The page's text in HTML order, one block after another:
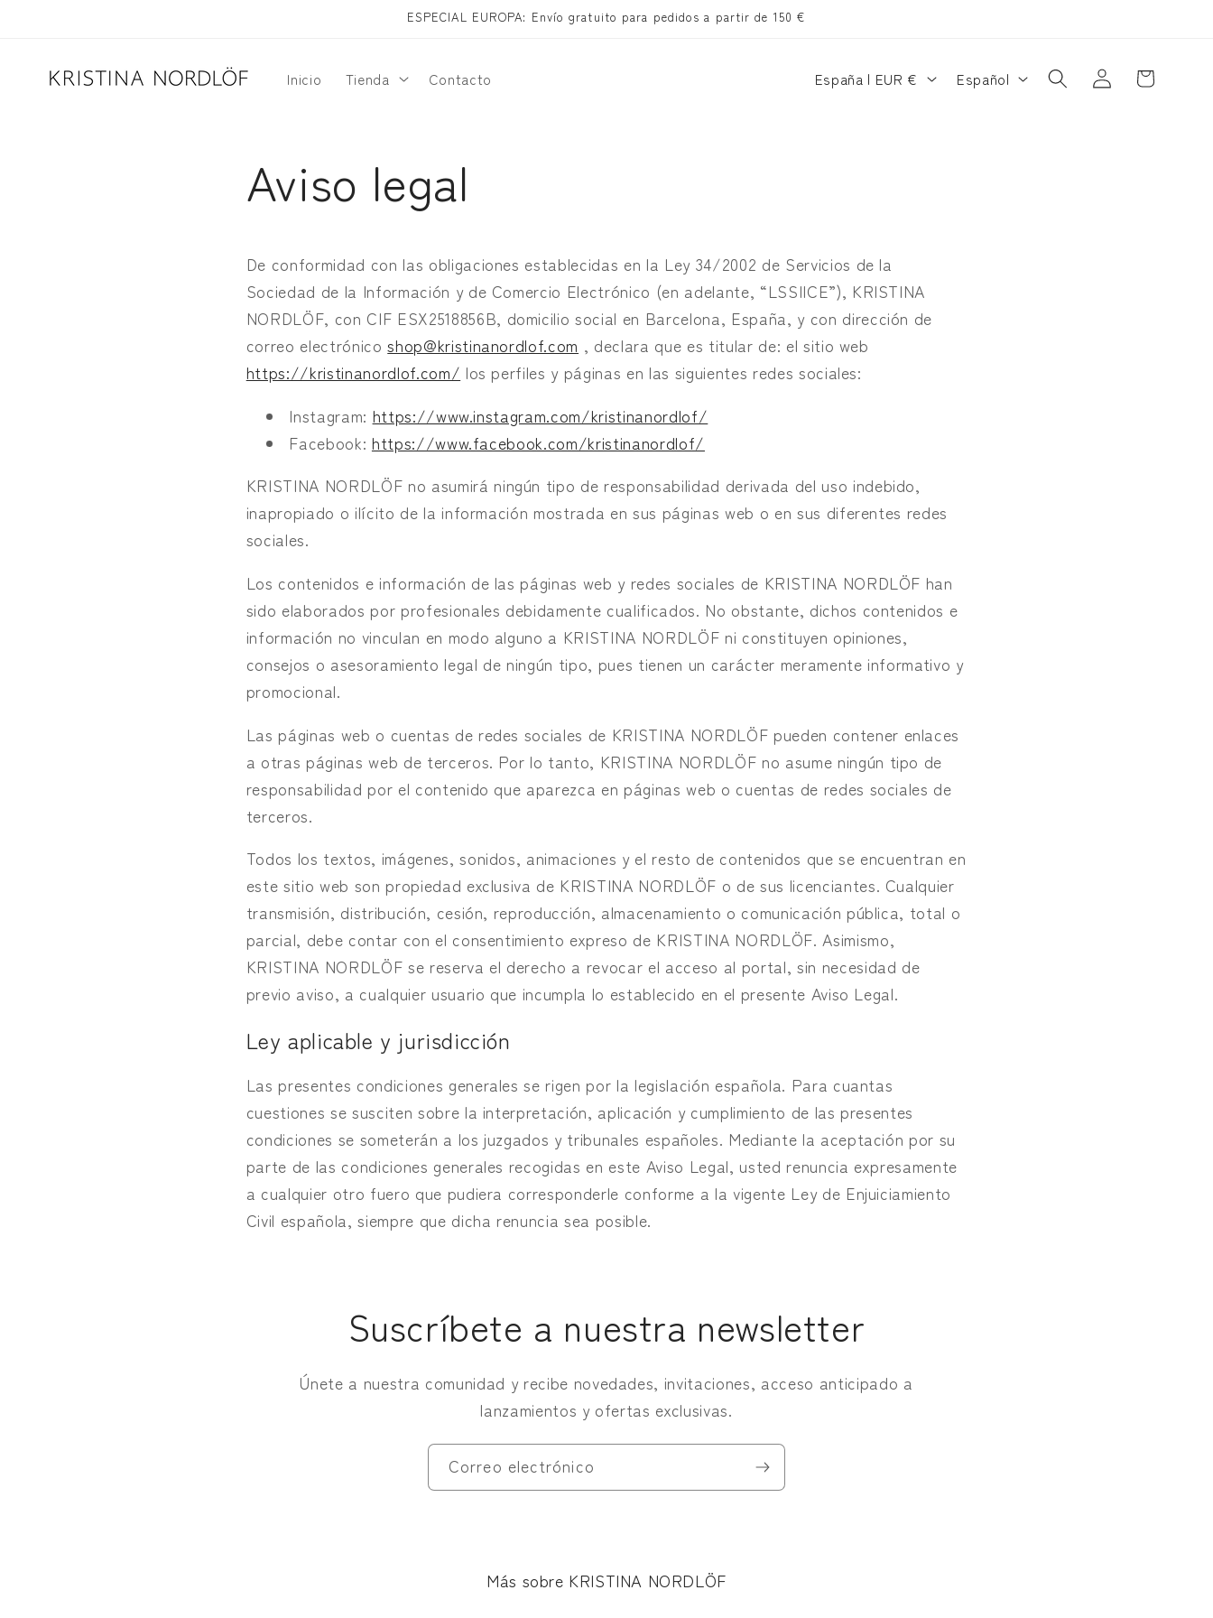
ESPECIAL EUROPA: Envío gratuito para pedidos a partir de 150 €
Inicio Tienda Contacto
P
g
i
ó
n
España | EUR € Español
Iniciar
sesión
Carrito
Aviso legal
De conformidad con las obligaciones establecidas en la Ley 34/2002 de Servicios de la
Sociedad de la Información y de Comercio Electrónico (en adelante, “LSSIICE”), KRISTINA
NORDLÖF, con CIF ESX2518856B, domicilio social en Barcelona, ​​España, y con dirección de
correo electrónicoshop@kristinanordlof.com , declara que es titular de: el sitio web
https://kristinanordlof.com/ los perfiles y páginas en las siguientes redes sociales:
Instagram: https://www.instagram.com/kristinanordlof/
Facebook: https://www.facebook.com/kristinanordlof/
KRISTINA NORDLÖF no asumirá ningún tipo de responsabilidad derivada del uso indebido,
inapropiado o ilícito de la información mostrada en sus páginas web o en sus diferentes redes
sociales.
Los contenidos e información de las páginas web y redes sociales de KRISTINA NORDLÖF han
sido elaborados por profesionales debidamente cualificados. No obstante, dichos contenidos e
información no vinculan en modo alguno a KRISTINA NORDLÖF ni constituyen opiniones,
consejos o asesoramiento legal de ningún tipo, pues tienen un carácter meramente informativo y
promocional.
Las páginas web o cuentas de redes sociales de KRISTINA NORDLÖF pueden contener enlaces
a otras páginas web de terceros. Por lo tanto, KRISTINA NORDLÖF no asume ningún tipo de
responsabilidad por el contenido que aparezca en páginas web o cuentas de redes sociales de
terceros.
Todos los textos, imágenes, sonidos, animaciones y el resto de contenidos que se encuentran en
este sitio web son propiedad exclusiva de KRISTINA NORDLÖF o de sus licenciantes. Cualquier
transmisión, distribución, cesión, reproducción, almacenamiento o comunicación pública, total o
parcial, debe contar con el consentimiento expreso de KRISTINA NORDLÖF. Asimismo,
KRISTINA NORDLÖF se reserva el derecho a revocar el acceso al portal, sin necesidad de
previo aviso, a cualquier usuario que incumpla lo establecido en el presente Aviso Legal.
Ley aplicable y jurisdicción
Las presentes condiciones generales se rigen por la legislación española. Para cuantas
cuestiones se susciten sobre la interpretación, aplicación y cumplimiento de las presentes
condiciones se someterán a los juzgados y tribunales españoles. Mediante la aceptación por su
parte de las condiciones generales recogidas en este Aviso Legal, usted renuncia expresamente
a cualquier otro fuero que pudiera corresponderle conforme a la vigente Ley de Enjuiciamiento
Civil española, siempre que dicha renuncia sea posible.
Suscríbete a nuestra newsletter
Únete a nuestra comunidad y recibe novedades, invitaciones, acceso anticipado a
lanzamientos y ofertas exclusivas.
Correo electrónico
Más sobre KRISTINA NORDLÖF